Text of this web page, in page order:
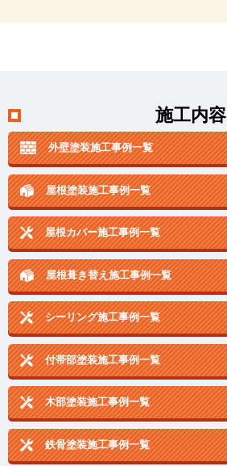
施工内容
外壁塗装施工事例一覧
屋根塗装施工事例一覧
屋根カバー施工事例一覧
屋根葺き替え施工事例一覧
シーリング施工事例一覧
付帯部塗装施工事例一覧
木部塗装施工事例一覧
鉄骨塗装施工事例一覧